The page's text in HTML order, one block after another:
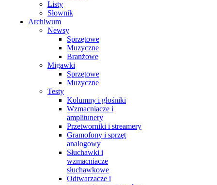
Listy
Słownik
Archiwum
Newsy
Sprzętowe
Muzyczne
Branżowe
Migawki
Sprzętowe
Muzyczne
Testy
Kolumny i głośniki
Wzmacniacze i
amplitunery
Przetworniki i streamery
Gramofony i sprzęt
analogowy
Słuchawki i
wzmacniacze
słuchawkowe
Odtwarzacze i